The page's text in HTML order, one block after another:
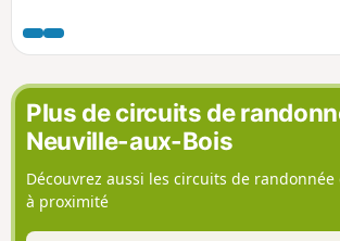
Plus de circuits de
Neuville-aux-Bois
Découvrez aussi les circuits de randonnée
à proximité